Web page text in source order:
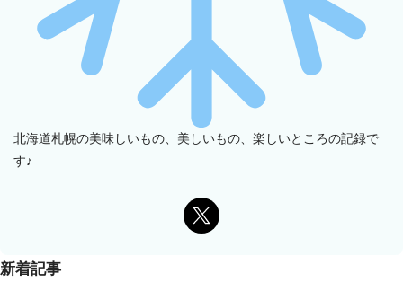
北海道札幌の美味しいもの、美しいもの、楽しいところの記録で
す♪
新着記事